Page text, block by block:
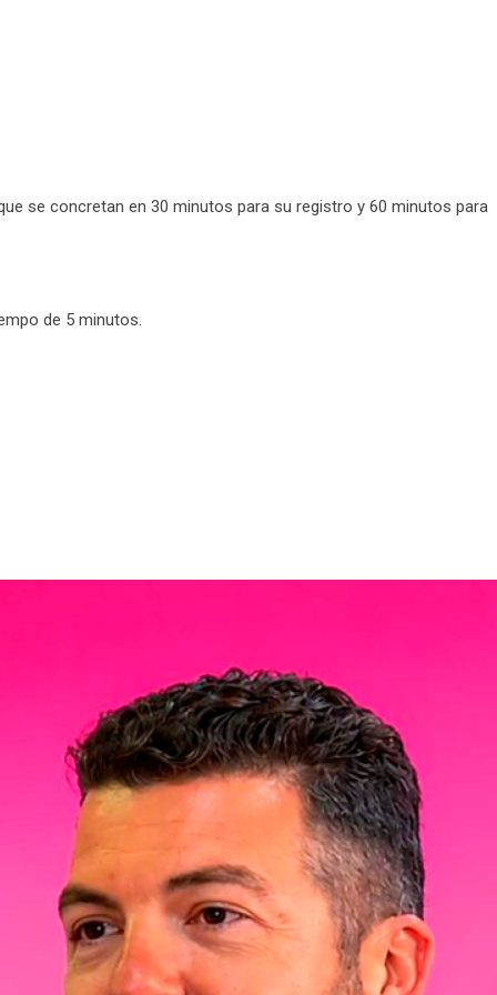
se concretan en 30 minutos para su registro y 60 minutos para
de 5 minutos.